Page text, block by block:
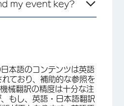
my event key?
本語のコンテンツは英語
ており、補助的な参照を
械翻訳の精度は十分な注
もし、英語・日本語翻訳